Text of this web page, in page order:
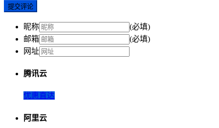
提交评论
昵称
(必填)
邮箱
(必填)
网址
腾讯云
优惠直达
阿里云